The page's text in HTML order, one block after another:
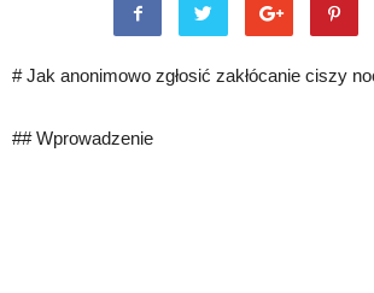
# Jak anonimowo zgłosić zakłócanie ciszy
## Wprowadzenie